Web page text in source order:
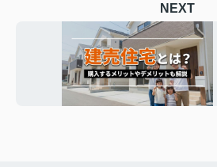
NEXT